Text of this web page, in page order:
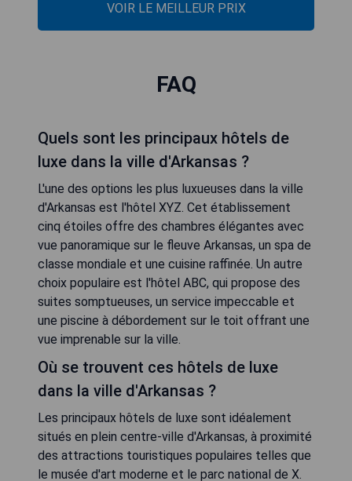
VOIR LE MEILLEUR PRIX
FAQ
Quels sont les principaux hôtels de
luxe dans la ville d'Arkansas ?
L'une des options les plus luxueuses dans la ville
d'Arkansas est l'hôtel XYZ. Cet établissement
cinq étoiles offre des chambres élégantes avec
vue panoramique sur le fleuve Arkansas, un spa de
classe mondiale et une cuisine raffinée. Un autre
choix populaire est l'hôtel ABC, qui propose des
suites somptueuses, un service impeccable et
une piscine à débordement sur le toit offrant une
vue imprenable sur la ville.
Où se trouvent ces hôtels de luxe
dans la ville d'Arkansas ?
Les principaux hôtels de luxe sont idéalement
situés en plein centre-ville d'Arkansas, à proximité
des attractions touristiques populaires telles que
le musée d'art moderne et le parc national de X.